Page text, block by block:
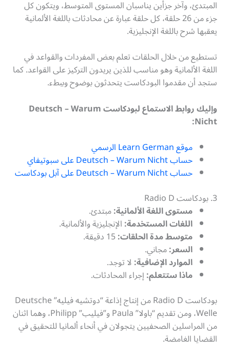
المبتدئ، وآخر جزأين يناسبان المستوى المتوسط، ويتكون كل
جزء من 26 حلقة، كل حلقة عبارة عن محادثات باللغة الألمانية
يعقبها شرح باللغة الإنجليزية.
تستطيع من خلال الحلقات تعلم بعض المفردات والقواعد في
اللغة الألمانية وهو مناسب للذين يريدون التركيز على القواعد. كما
ستجد أن مقدموا البودكاست يتحدثون بوضوح وببطء.
وإليك روابط الاستماع لبودكاست Deutsch – Warum
Nicht:
موقع Learn German الرسمي
حساب Deutsch – Warum Nicht على سبوتيفاي
حساب Deutsch – Warum Nicht على آبل بودكاست
3. بودكاست Radio D
مستوى اللغة الألمانية:مبتدئ.
اللغات المستخدمة:الإنجليزية والألمانية.
متوسط مدة الحلقات:
السعر:مجاني.
الموارد الإضافية:لا توجد.
ماذا ستتعلم:إجراء المحادثات.
بودكاست Radio D من إنتاج إذاعة “دوتشيه فيليه” Deutsche
Welle، ومن تقديم “باولا” Paula و”فيليب” Philipp، وهما اثنان
من المراسلين الصحفيين يتجولان في أنحاء ألمانيا للتحقيق في
القضايا الغامضة.